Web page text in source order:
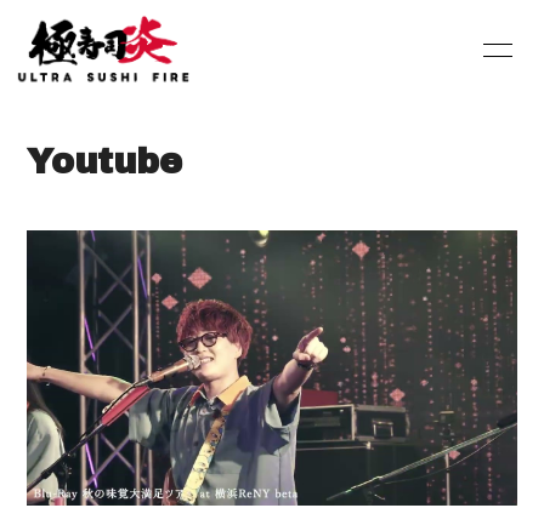
SCHEDULE
DISCOGRAPHY Youtube
SHOP BLOG
MOVIE PHOTO
Contact Q&A
Youtube